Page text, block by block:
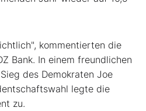
kommentierten die
Bank. In einem freundlichen
des Demokraten Joe
legte die
zu.